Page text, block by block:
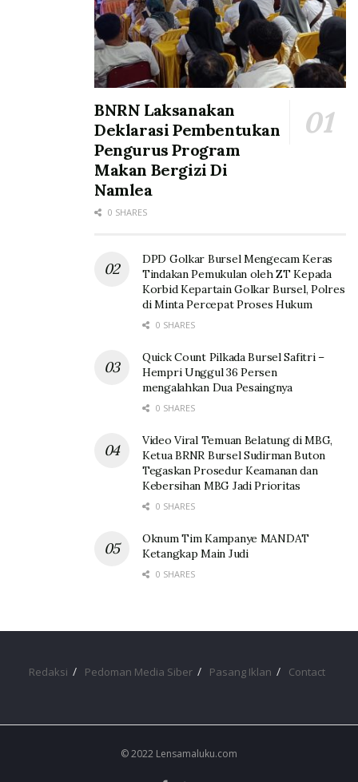
BNRN Laksanakan
Deklarasi Pembentukan
Pengurus Program
Makan Bergizi Di
Namlea
0 SHARES
DPD Golkar Bursel Mengecam Keras
Tindakan Pemukulan oleh ZT Kepada
Korbid Kepartain Golkar Bursel, Polres
di Minta Percepat Proses Hukum
0 SHARES
Quick Count Pilkada Bursel Safitri –
Hempri Unggul 36 Persen
mengalahkan Dua Pesaingnya
0 SHARES
Video Viral Temuan Belatung di MBG,
Ketua BRNR Bursel Sudirman Buton
Tegaskan Prosedur Keamanan dan
Kebersihan MBG Jadi Prioritas
0 SHARES
Oknum Tim Kampanye MANDAT
Ketangkap Main Judi
0 SHARES
Redaksi Pedoman Media Siber Pasang Iklan Contact
© 2022 Lensamaluku.com